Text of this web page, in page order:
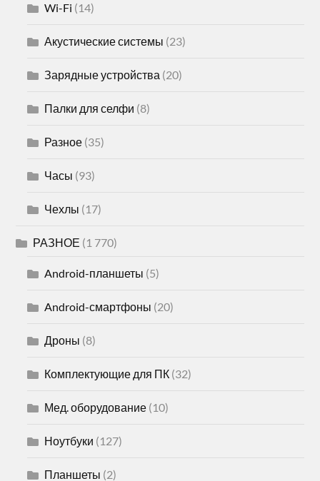
Wi-Fi (14)
Акустические системы (23)
Зарядные устройства (20)
Палки для селфи (8)
Разное (35)
Часы (93)
Чехлы (17)
РАЗНОЕ (1 770)
Android-планшеты (5)
Android-смартфоны (20)
Дроны (8)
Комплектующие для ПК (32)
Мед. оборудование (10)
Ноутбуки (127)
Планшеты (2)